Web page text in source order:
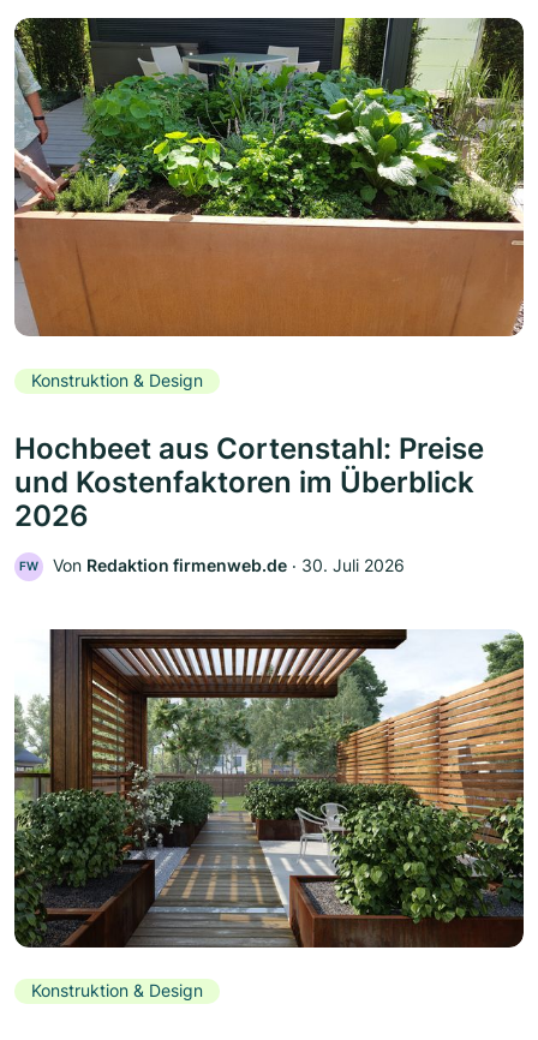
Konstruktion & Design
Hochbeet aus Cortenstahl: Preise
und Kostenfaktoren im Überblick
2026
FW Von Redaktion firmenweb.de ‧ 30. Juli 2026
Konstruktion & Design